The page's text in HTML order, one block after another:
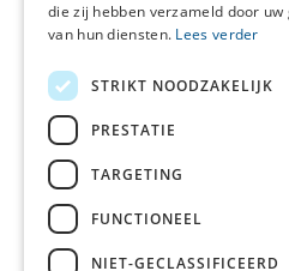
die zij hebben verzameld door uw
van hun diensten. Lees verder
STRIKT NOODZAKELIJK
PRESTATIE
TARGETING
FUNCTIONEEL
NIET-GECLASSIFICEERD